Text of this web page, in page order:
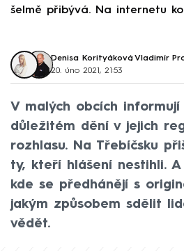
šelmě přibývá. Na internetu
Denisa Korityáková, Vladimír
20. úno 2021, 21:53
V malých obcích
důležitém dění v jejich
rozhlasu. Na Třebíčsku
ty, kteří hlášení nestihli.
kde se předhánějí s
jakým způsobem sdělit
vědět.